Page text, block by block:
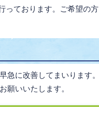
っております。ご希望の方
急に改善してまいります。
願いいたします。